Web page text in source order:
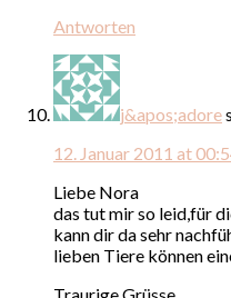
Antworten
j&apos;adore
12. Januar 2011 at
Liebe Nora
das tut mir so leid,für
kann dir da sehr
lieben Tiere können
Traurige Grüsse